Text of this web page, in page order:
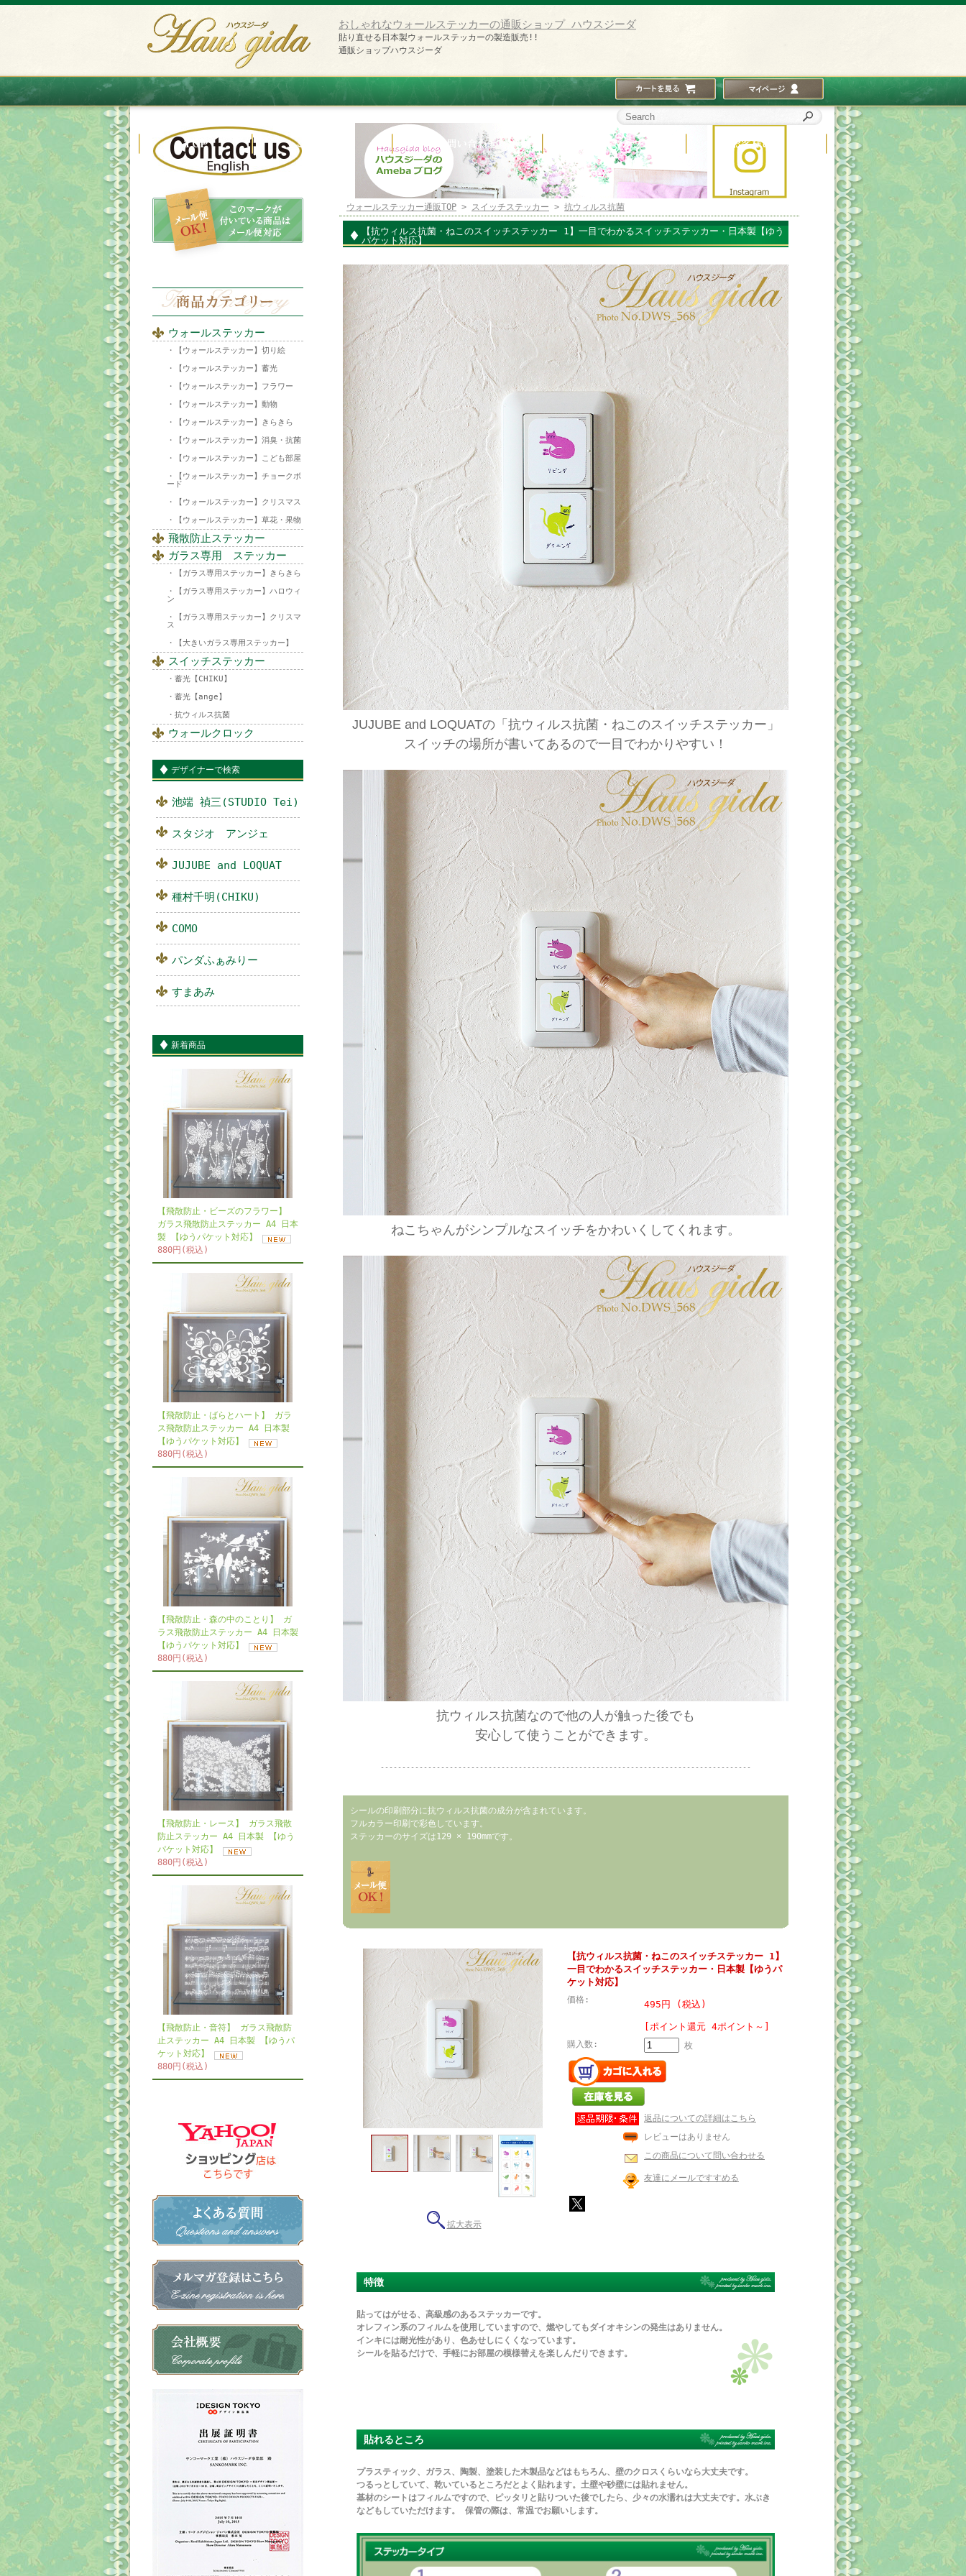
おしゃれなウォールステッカーの通販ショップ ハウスジーダ
貼り直せる日本製ウォールステッカーの製造販売!!
通販ショップハウスジーダ
ウォールステッカー
【ウォールステッカー】切り絵
【ウォールステッカー】蓄光
【ウォールステッカー】フラワー
【ウォールステッカー】動物
【ウォールステッカー】きらきら
【ウォールステッカー】消臭・抗菌
【ウォールステッカー】こども部屋
【ウォールステッカー】チョークボ
ード
【ウォールステッカー】クリスマス
【ウォールステッカー】草花・果物
飛散防止ステッカー
ガラス専用 ステッカー
【ガラス専用ステッカー】きらきら
【ガラス専用ステッカー】ハロウィ
ン
【ガラス専用ステッカー】クリスマ
ス
【大きいガラス専用ステッカー】
スイッチステッカー
蓄光【CHIKU】
蓄光【ange】
抗ウィルス抗菌
ウォールクロック
デザイナーで検索
池端 禎三(STUDIO Tei)
スタジオ アンジェ
JUJUBE and LOQUAT
種村千明(CHIKU)
COMO
パンダふぁみりー
すまあみ
新着商品
【飛散防止・ビーズのフラワー】
ガラス飛散防止ステッカー A4 日本
製 【ゆうパケット対応】
880円(税込)
【飛散防止・ばらとハート】 ガラ
ス飛散防止ステッカー A4 日本製
【ゆうパケット対応】
880円(税込)
【飛散防止・森の中のことり】 ガ
ラス飛散防止ステッカー A4 日本製
【ゆうパケット対応】
880円(税込)
【飛散防止・レース】 ガラス飛散
防止ステッカー A4 日本製 【ゆう
パケット対応】
880円(税込)
【飛散防止・音符】 ガラス飛散防
止ステッカー A4 日本製 【ゆうパ
ケット対応】
880円(税込)
ウォールステッカー通販TOP > スイッチステッカー > 抗ウィルス抗菌
【抗ウィルス抗菌・ねこのスイッチステッカー 1】一目でわかるスイッチステッカー・日本製【ゆう
パケット対応】
JUJUBE and LOQUATの「抗ウィルス抗菌・ねこのスイッチステッカー」
スイッチの場所が書いてあるので一目でわかりやすい！
ねこちゃんがシンプルなスイッチをかわいくしてくれます。
抗ウィルス抗菌なので他の人が触った後でも
安心して使うことができます。
--------------------------------------------------------------------------------------
シールの印刷部分に抗ウィルス抗菌の成分が含まれています。
フルカラー印刷で彩色しています。
ステッカーのサイズは129 × 190mmです。
拡大表示
【抗ウィルス抗菌・ねこのスイッチステッカー 1】
一目でわかるスイッチステッカー・日本製【ゆうパ
ケット対応】
価格: 495円 (税込)
[ポイント還元 4ポイント～]
購入数: 枚
返品についての詳細はこちら
レビューはありません
この商品について問い合わせる
友達にメールですすめる
特徴
貼ってはがせる、高級感のあるステッカーです。
オレフィン系のフィルムを使用していますので、燃やしてもダイオキシンの発生はありません。
インキには耐光性があり、色あせしにくくなっています。
シールを貼るだけで、手軽にお部屋の模様替えを楽しんだりできます。
貼れるところ
プラスティック、ガラス、陶製、塗装した木製品などはもちろん、壁のクロスくらいなら大丈夫です。
つるっとしていて、乾いているところだとよく貼れます。土壁や砂壁には貼れません。
基材のシートはフィルムですので、ピッタリと貼りついた後でしたら、少々の水濡れは大丈夫です。水ぶき
などもしていただけます。 保管の際は、常温でお願いします。